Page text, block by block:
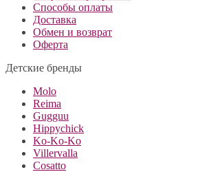
Способы оплаты
Доставка
Обмен и возврат
Оферта
Детские бренды
Molo
Reima
Gugguu
Hippychick
Ko-Ko-Ko
Villervalla
Cosatto